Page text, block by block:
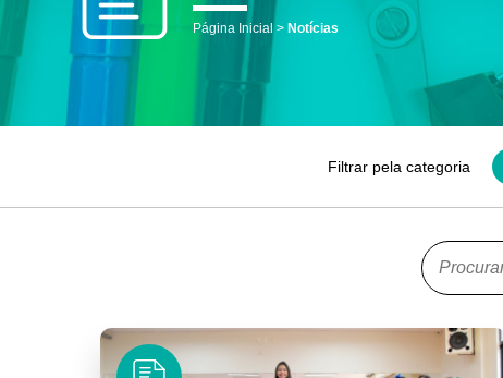
Página Inicial Notícias
Filtrar pela categoria